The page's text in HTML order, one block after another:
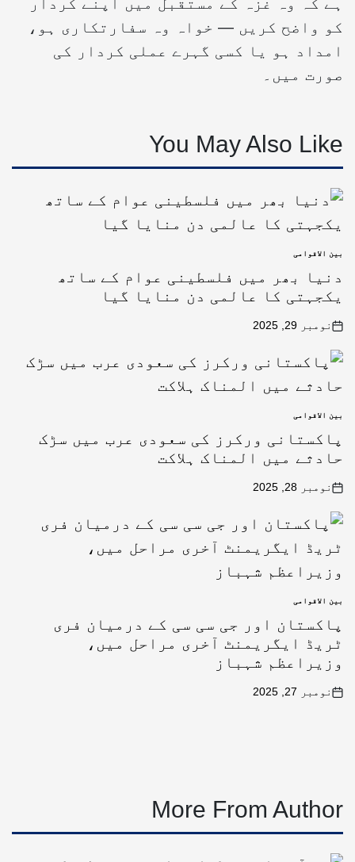
ہے کہ وہ غزہ کے مستقبل میں اپنے کردار
کو واضح کریں — خواہ وہ سفارتکاری ہو،
امداد ہو یا کسی گہرے عملی کردار کی
صورت میں۔
You May Also Like
بین الاقوامی
دنیا بھر میں فلسطینی عوام کے ساتھ
یکجہتی کا عالمی دن منایا گیا
نومبر 29, 2025
بین الاقوامی
پاکستانی ورکرز کی سعودی عرب میں سڑک
حادثے میں المناک ہلاکت
نومبر 28, 2025
بین الاقوامی
پاکستان اور جی سی سی کے درمیان فری
ٹریڈ ایگریمنٹ آخری مراحل میں،
وزیراعظم شہباز
نومبر 27, 2025
More From Author